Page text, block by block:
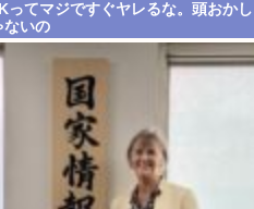
ってマジですぐヤレるな。頭おかし
ないの